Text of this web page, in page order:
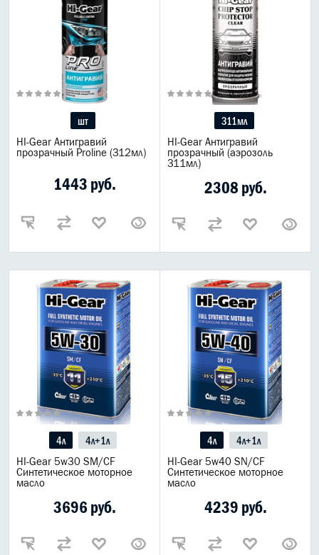
Для Ремонта
Сажевый Фильтр чистка
Клеи и герметики
Антикор
Присадки Косметика
Чистка двигателя
Спецпредложение
Для велосипеда
Для сада
Фильтры
АВТО КОСМЕТИКА
МОТО МАСЛА
ВСЕ БРЕНДЫ
шт
HI-Gear Антигравий
прозрачный Proline (312мл)
1443 руб.
311мл
HI-Gear Антигравий
прозрачный (аэрозоль
311мл)
2308 руб.
4л
4л+1л
HI-Gear 5w30 SM/CF
Синтетическое моторное
масло
3696 руб.
4л
4л+1л
HI-Gear 5w40 SN/CF
Синтетическое моторное
масло
4239 руб.